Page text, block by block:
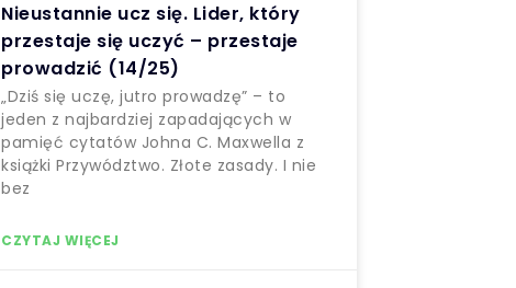
Nieustannie ucz się. Lider, który
przestaje się uczyć – przestaje
prowadzić (14/25)
„Dziś się uczę, jutro prowadzę” – to
jeden z najbardziej zapadających w
pamięć cytatów Johna C. Maxwella z
książki Przywództwo. Złote zasady. I nie
bez
CZYTAJ WIĘCEJ